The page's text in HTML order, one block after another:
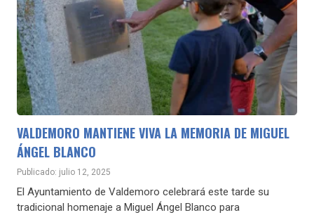
VALDEMORO MANTIENE VIVA LA MEMORIA DE MIGUEL
ÁNGEL BLANCO
Publicado: julio 12, 2025
El Ayuntamiento de Valdemoro celebrará este tarde su
tradicional homenaje a Miguel Ángel Blanco para